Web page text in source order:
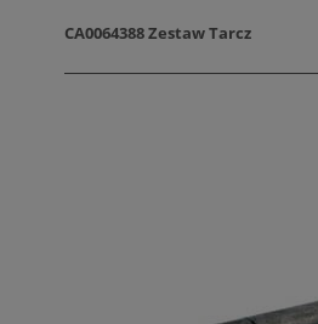
CA0064388 Zestaw Tarcz